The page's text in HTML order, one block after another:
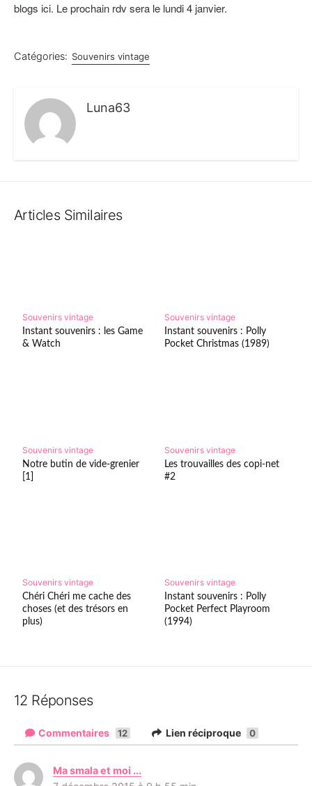
blogs ici. Le prochain rdv sera le lundi 4 janvier.
Catégories: Souvenirs vintage
Luna63
Articles Similaires
Souvenirs vintage
Instant souvenirs : les Game
& Watch
Souvenirs vintage
Instant souvenirs : Polly
Pocket Christmas (1989)
Souvenirs vintage
Notre butin de vide-grenier
[1]
Souvenirs vintage
Les trouvailles des copi-net
#2
Souvenirs vintage
Chéri Chéri me cache des
choses (et des trésors en
plus)
Souvenirs vintage
Instant souvenirs : Polly
Pocket Perfect Playroom
(1994)
12 Réponses
Commentaires 12 Lien réciproque 0
Ma smala et moi ...